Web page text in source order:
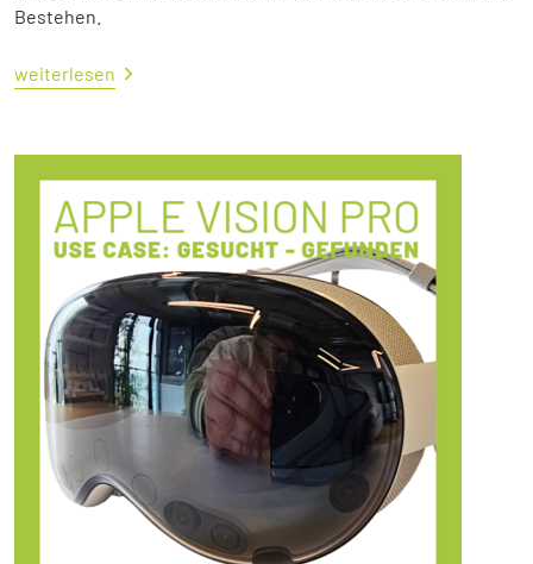
Bestehen.
weiterlesen